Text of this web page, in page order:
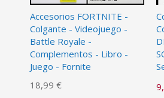
Accesorios FORTNITE -
Colgante - Videojuego -
Battle Royale -
Complementos - Libro -
Juego - Fornite
18,99 €